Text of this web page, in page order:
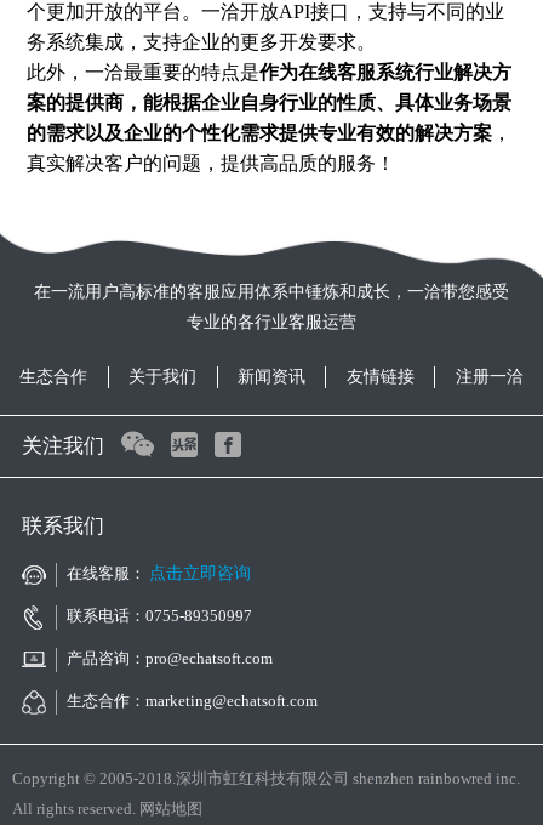
个更加开放的平台。一洽开放API接口，支持与不同的业
务系统集成，支持企业的更多开发要求。
此外，一洽最重要的特点是作为在线客服系统行业解决方
案的提供商，能根据企业自身行业的性质、具体业务场景
的需求以及企业的个性化需求提供专业有效的解决方案 ，
真实解决客户的问题，提供高品质的服务！
在一流用户高标准的客服应用体系中锤炼和成长，一洽带您感受
专业的各行业客服运营
生态合作 关于我们 新闻资讯 友情链接 注册一洽
关注我们
联系我们
在线客服： 点击立即咨询
联系电话：0755-89350997
产品咨询：pro@echatsoft.com
生态合作：marketing@echatsoft.com
Copyright © 2005-2018.深圳市虹红科技有限公司 shenzhen rainbowred inc.
All rights reserved. 网站地图